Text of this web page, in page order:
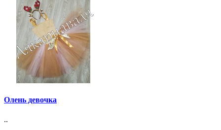
Олень девочка
..